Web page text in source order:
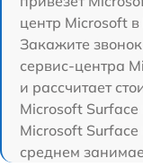
центр Microsoft
Закажите
сервис-центра
и рассчитает
Microsoft Surface
Microsoft Surface
среднем